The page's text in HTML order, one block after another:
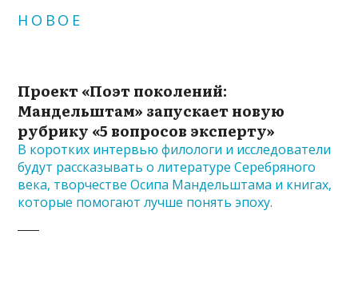
НОВОЕ
Проект «Поэт поколений:
Мандельштам» запускает новую
рубрику «5 вопросов эксперту»
В коротких интервью филологи и исследователи
будут рассказывать о литературе Серебряного
века, творчестве Осипа Мандельштама и книгах,
которые помогают лучше понять эпоху.